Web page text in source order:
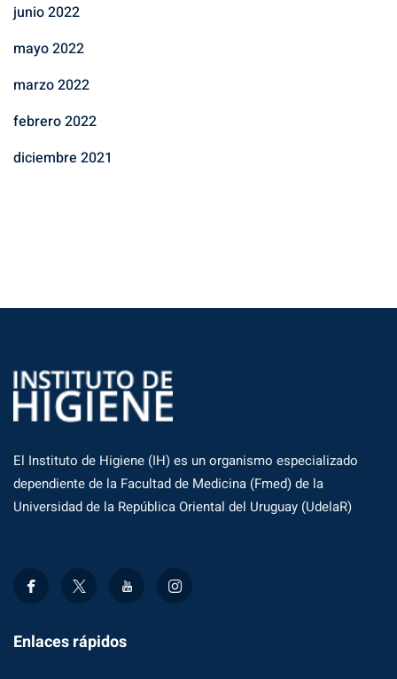
junio 2022
mayo 2022
marzo 2022
febrero 2022
diciembre 2021
El Instituto de Higiene (IH) es un organismo especializado
dependiente de la Facultad de Medicina (Fmed) de la
Universidad de la República Oriental del Uruguay (UdelaR)
Enlaces rápidos